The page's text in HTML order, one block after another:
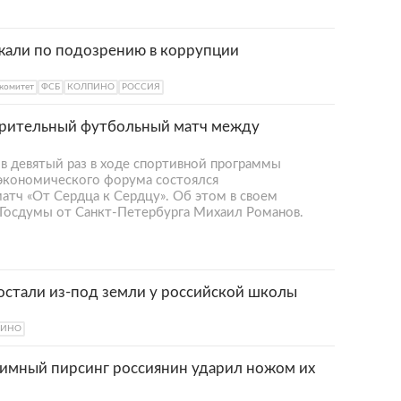
по подозрению в коррупции
ФСБ КОЛПИНО РОССИЯ
футбольный матч между
девятый раз в ходе спортивной программы
форума состоялся
«От Сердца к Сердцу». Об этом в своем
от Санкт-Петербурга Михаил Романов.
из-под земли у российской школы
пирсинг россиянин ударил ножом их